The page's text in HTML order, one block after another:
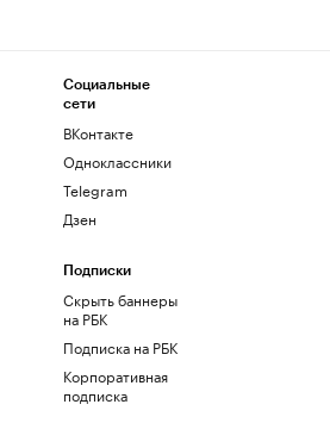
Социальные
сети
ВКонтакте
Одноклассники
Telegram
Дзен
Подписки
Скрыть баннеры
на РБК
Подписка на РБК
Корпоративная
подписка